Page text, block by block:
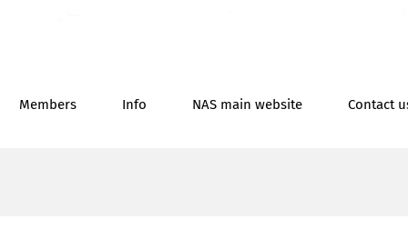
Members Info NAS main website Contact